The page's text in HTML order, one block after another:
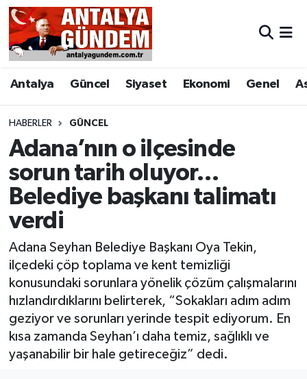
Antalya Güncel Siyaset Ekonomi Genel
HABERLER GÜNCEL
Adana’nın o ilçesinde
sorun tarih oluyor…
Belediye başkanı talimatı
verdi
Adana Seyhan Belediye Başkanı Oya Tekin,
ilçedeki çöp toplama ve kent temizliği
konusundaki sorunlara yönelik çözüm çalışmalarını
hızlandırdıklarını belirterek, “Sokakları adım adım
geziyor ve sorunları yerinde tespit ediyorum. En
kısa zamanda Seyhan’ı daha temiz, sağlıklı ve
yaşanabilir bir hale getireceğiz” dedi.
Antalya
Asayiş
Bilim & Teknoloji
Bölge
EĞİTİM
Ekonomi
Genel
Görüntülü Haber
Güncel
Antalya Nöbetçi Eczaneler
Antalya Hava Durumu
Antalya Namaz Vakitleri
Antalya Trafik Yoğunluk Haritası
Süper Lig Puan Durumu ve Fikstür
Tüm Manşetler
Son Dakika Haberleri
Haber Arşivi